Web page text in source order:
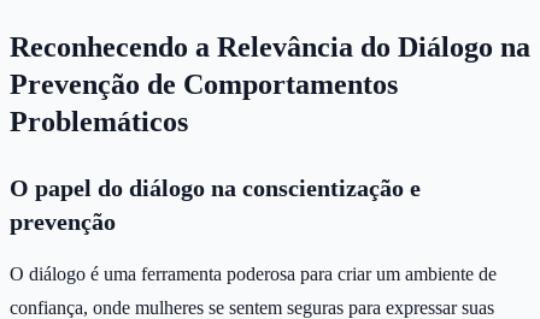
Reconhecendo a Relevância do Diálogo na
Prevenção de Comportamentos
Problemáticos
O papel do diálogo na conscientização e
prevenção
O diálogo é uma ferramenta poderosa para criar um ambiente de
confiança, onde mulheres se sentem seguras para expressar suas